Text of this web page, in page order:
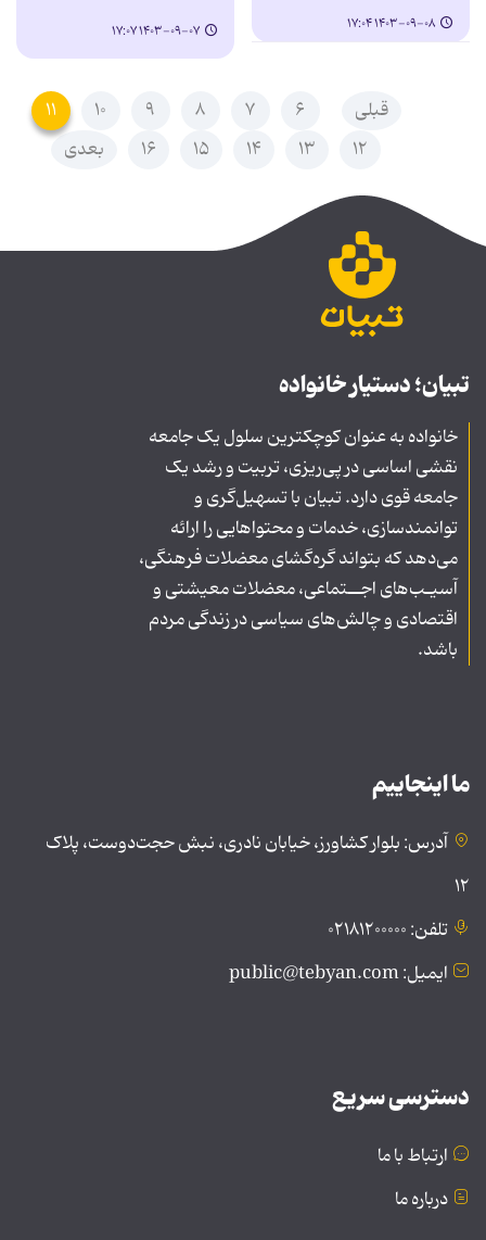
۱۴۰۳-۰۹-۰۸ ۱۷:۰۴ ۱۴۰۳-۰۹-۰۷ ۱۷:۰۷
قبلی ۶ ۷ ۸ ۹ ۱۰
۱۱
۱۲
۱۳ ۱۴ ۱۵ ۱۶ بعدی
تبیان؛ دستیار خانواده
خانواده به عنوان کوچکترین سلول یک جامعه
نقشی اساسی در پی‌ریزی، تربیت و رشد یک
جامعه قوی دارد. تبیان با تسهیل‌گری و
توانمندسازی، خدمات و محتواهایی را ارائه
می‌دهد که بتواند گره‌گشای معضلات فرهنگی،
آسیـب‌های اجــتماعی، معضلات معیشتی و
اقتصادی و چالش‌های سیاسی در زندگی مردم
باشد.
ما اینجاییم
آدرس: بلوار کشاورز، خیابان نادری، نبش حجت‌دوست، پلاک
۱۲
تلفن: ۰۲۱۸۱۲۰۰۰۰۰
ایمیل: public@tebyan.com
دسترسی سریع
ارتباط با ما
درباره ما